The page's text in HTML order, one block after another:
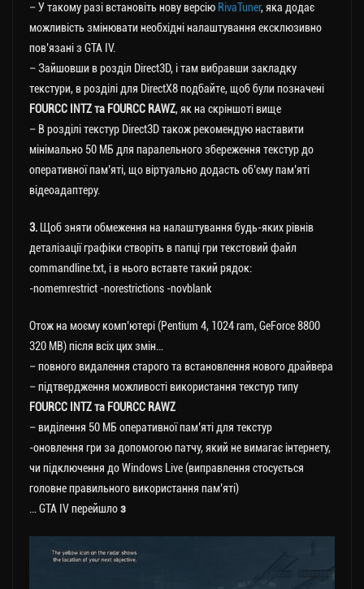
– У такому разі встановіть нову версію RivaTuner, яка додає
можливість змінювати необхідні налаштування ексклюзивно
пов’язані з GTA IV.
– Зайшовши в розділ Direct3D, і там вибравши закладку
текстури, в розділі для DirectX8 подбайте, щоб були позначені
FOURCC INTZ та FOURCC RAWZ, як на скріншоті вище
– В розділі текстур Direct3D також рекомендую наставити
мінімально 50 МБ для паралельного збереження текстур до
оперативної пам’яті, що віртуально додасть об’єму пам’яті
відеоадаптеру.
3. Щоб зняти обмеження на налаштування будь-яких рівнів
деталізації графіки створіть в папці гри текстовий файл
commandline.txt, і в нього вставте такий рядок:
-nomemrestrict -norestrictions -novblank
Отож на моєму комп’ютері (Pentium 4, 1024 ram, GeForce 8800
320 MB) після всіх цих змін…
– повного видалення старого та встановлення нового драйвера
– підтвердження можливості використання текстур типу
FOURCC INTZ та FOURCC RAWZ
– виділення 50 МБ оперативної пам’яті для текстур
-оновлення гри за допомогою патчу, який не вимагає інтернету,
чи підключення до Windows Live (виправлення стосується
головне правильного використання пам’яті)
… GTA IV перейшлоз